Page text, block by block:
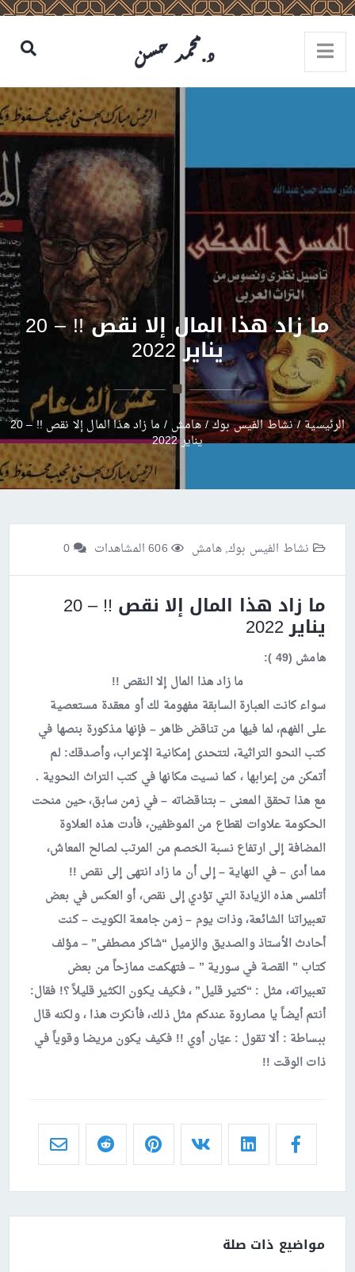
ما زاد هذا المال إلا نقص !! – 20
يناير 2022
الرئيسية/نشاط الفيس بوك/هامش / ما زاد هذا المال إلا نقص !! – 20
يناير 2022
نشاط الفيس بوك,هامش
ما زاد هذا المال إلا نقص !! – 20
يناير 2022
هامش (49 ):
ما زاد هذا المال إلا النقص !!
سواء كانت العبارة السابقة مفهومة لك أو معقدة مستعصية
على الفهم، لما فيها من تناقض ظاهر – فإنها مذكورة بنصها في
كتب النحو التراثية، لتتحدى إمكانية الإعراب، وأصدقك: لم
أتمكن من إعرابها ، كما نسيت مكانها في كتب التراث النحوية .
مع هذا تحقق المعنى – بتناقضاته – في زمن سابق، حين منحت
الحكومة علاوات لقطاع من الموظفين، فأدت هذه العلاوة
المضافة إلى ارتفاع نسبة الخصم من المرتب لصالح المعاش،
مما أدى – في النهاية – إلى أن ما زاد انتهى إلى نقص !!
أتلمس هذه الزيادة التي تؤدي إلى نقص، أو العكس في بعض
تعبيراتنا الشائعة، وذات يوم – زمن جامعة الكويت – كنت
أحادث الأستاذ والصديق والزميل “شاكر مصطفى” – مؤلف
كتاب ” القصة في سورية ” – فتهكمت ممازحاً من بعض
تعبيراته، مثل : “كتير قليل” ، فكيف يكون الكثير قليلاً ؟! فقال:
أنتم أيضاً يا مصاروة عندكم مثل ذلك، فأنكرت هذا ، ولكنه قال
ببساطة : ألا تقول : عيّان أوي !! فكيف يكون مريضا وقوياً في
ذات الوقت !!
مواضيع ذات صلة